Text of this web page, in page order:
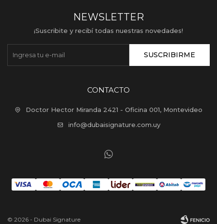
CONTACTO
Doctor Hector Miranda 2421 - Oficina 001, Montevideo
info@dubaisignature.com.uy
NEWSLETTER
¡Suscribite y recibí todas nuestras novedades!
SUSCRIBIRME

© 2026 - Dubai Signature